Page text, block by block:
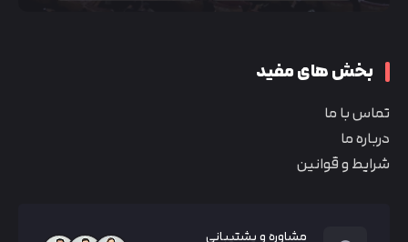
بخش های مفید
تماس با ما
درباره ما
شرایط و قوانین
مشاوره و پشتیبانی